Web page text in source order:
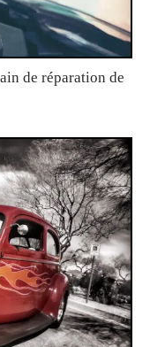
de réparation de